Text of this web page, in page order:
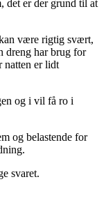
det er der grund til at
være rigtig svært,
dreng har brug for
natten er lidt
og i vil få ro i
og belastende for
svaret.